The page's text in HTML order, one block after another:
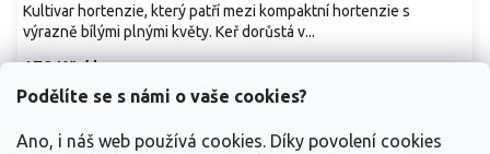
Podělíte se s námi o vaše cookies?
Ano, i náš web používá cookies. Díky povolení cookies
179 Kč/ ks
Kultivar hortenzie, který patří mezi kompaktní hortenzie s
výrazně bílými plnými květy. Keř dorůstá v...